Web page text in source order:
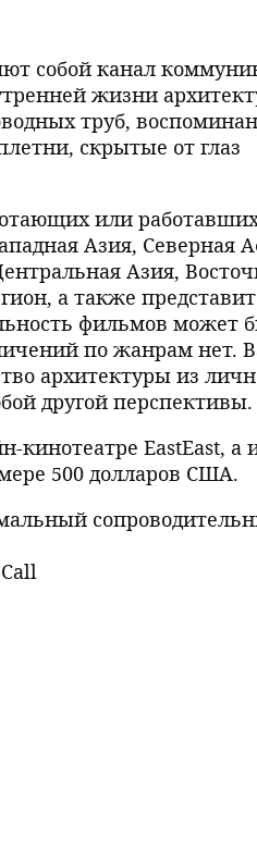
собой канал
жизни
труб,
скрытые от глаз
или
Азия, Северная
Азия,
а также
фильмов может
по жанрам нет.
архитектуры из
другой перспективы.
EastEast, а
500 долларов США.